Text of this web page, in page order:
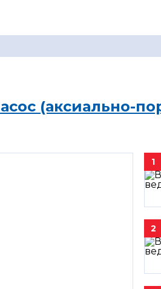
(аксиально-
1
2